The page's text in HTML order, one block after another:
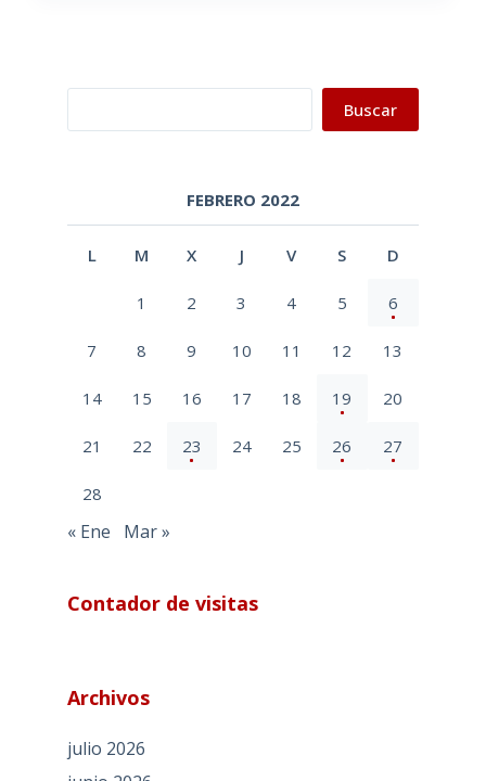
Buscar
FEBRERO 2022
L M X J V S D
1 2 3 4 5 6
7 8 9 10 11 12 13
14 15 16 17 18 19 20
21 22 23 24 25 26 27
28
« Ene Mar »
Contador de visitas
Archivos
julio 2026